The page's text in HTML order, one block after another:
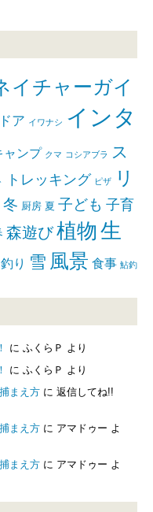
イチャーガイ
ア イワナシ インタ
ャンプ クマ コシアブラ
ス
トレッキング ピザ
リ
冬 厨房 夏 子ども 子育
森遊び植物 生
釣り 雪 風景 食事 鮎釣
に ふくらＰ より
に ふくらＰ より
まえ方 に 返信してね!!
まえ方 に アマドゥー よ
まえ方 に アマドゥー よ